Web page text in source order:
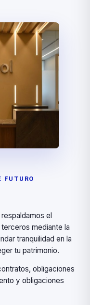
FUTURO
el
mediante la
tranquilidad en la
tu patrimonio.
obligaciones
y obligaciones